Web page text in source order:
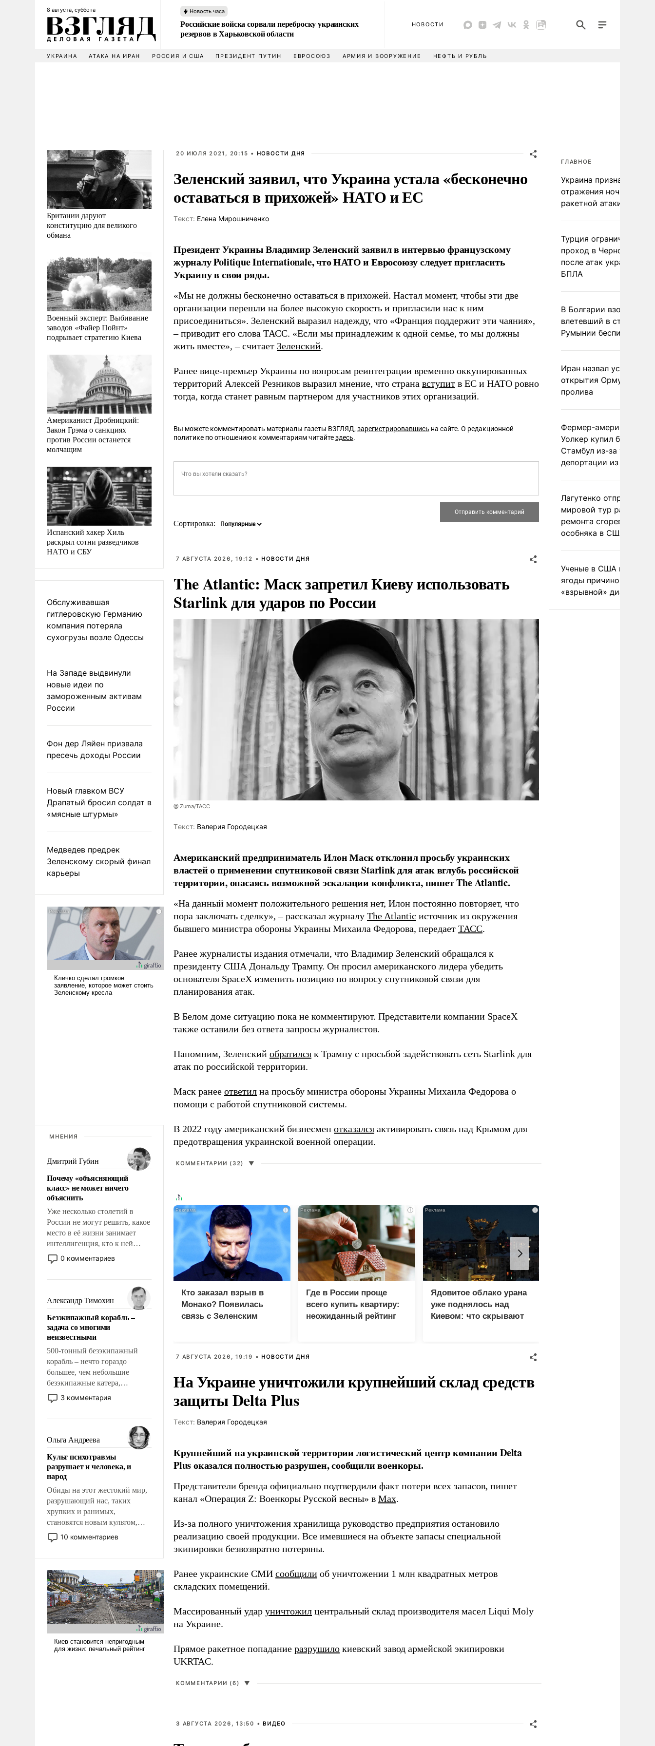
8 августа, суббота Новость часа
Российские войска сорвали переброску украинских
резервов в Харьковской области
НОВОСТИ
УКРАИНА АТАКА НА ИРАН РОССИЯ И США ПРЕЗИДЕНТ ПУТИН ЕВРОСОЮЗ АРМИЯ И ВООРУЖЕНИЕ НЕФТЬ И РУБЛЬ
Британии даруют
конституцию для великого
обмана
Военный эксперт: Выбивание
заводов «Файер Пойнт»
подрывает стратегию Киева
Американист Дробницкий:
Закон Грэма о санкциях
против России останется
молчащим
Испанский хакер Хиль
раскрыл сотни разведчиков
НАТО и СБУ
Обслуживавшая
гитлеровскую Германию
компания потеряла
сухогрузы возле Одессы
На Западе выдвинули
новые идеи по
замороженным активам
России
Фон дер Ляйен призвала
пресечь доходы России
Новый главком ВСУ
Драпатый бросил солдат в
«мясные штурмы»
Медведев предрек
Зеленскому скорый финал
карьеры
МНЕНИЯ
Дмитрий Губин
Почему «объясняющий
класс» не может ничего
объяснить
Уже несколько столетий в
России не могут решить, какое
место в её жизни занимает
интеллигенция, кто к ней
принадлежит, а кого из неё
исключили с правом
чем она отличается от просто
образованных людей. Иногда
казалось, что эти вопросы
решены раз и навсегда, но –
нет, не решены.
0 комментариев
Александр Тимохин
Безэкипажный корабль –
задача со многими
неизвестными
500-тонный безэкипажный
корабль – нечто гораздо
большее, чем небольшие
безэкипажные катера,
применение которых уже
стало обыденностью. Задача по
сложна и амбициозна. Однако
и ее реализация радикально
поднимет наши боевые
возможности.
3 комментария
Ольга Андреева
Культ психотравмы
разрушает и человека, и
народ
Обиды на этот жестокий мир,
разрушающий нас, таких
хрупких и ранимых,
становятся новым культом,
постепенно вытесняя и
отменяя традиционное
ударами судьбы, брать на себя
ответственность, помогать
слабым, идти вперед и
адаптироваться.
10 комментариев
20 ИЮЛЯ 2021, 20:15 • НОВОСТИ ДНЯ
Зеленский заявил, что Украина устала «бесконечно
оставаться в прихожей» НАТО и ЕС
Tекст: Елена Мирошниченко
Президент Украины Владимир Зеленский заявил в интервью французскому
журналу Politique Internationale, что НАТО и Евросоюзу следует пригласить
Украину в свои ряды.
«Мы не должны бесконечно оставаться в прихожей. Настал момент, чтобы эти две
организации перешли на более высокую скорость и пригласили нас к ним
присоединиться». Зеленский выразил надежду, что «Франция поддержит эти чаяния»,
– приводит его слова ТАСС. «Если мы принадлежим к одной семье, то мы должны
жить вместе», – считает Зеленский.
Ранее вице-премьер Украины по вопросам реинтеграции временно оккупированных
территорий Алексей Резников выразил мнение, что страна вступит в ЕС и НАТО ровно
тогда, когда станет равным партнером для участников этих организаций.
Вы можете комментировать материалы газеты ВЗГЛЯД, зарегистрировавшись на сайте. О редакционной
политике по отношению к комментариям читайтездесь.
Сортировка:
7 АВГУСТА 2026, 19:12 • НОВОСТИ ДНЯ
The Atlantic: Маск запретил Киеву использовать
Starlink для ударов по России
@ Zuma/ТАСС
Tекст: Валерия Городецкая
Американский предприниматель Илон Маск отклонил просьбу украинских
властей о применении спутниковой связи Starlink для атак вглубь российской
территории, опасаясь возможной эскалации конфликта, пишет The Atlantic.
«На данный момент положительного решения нет, Илон постоянно повторяет, что
пора заключать сделку», – рассказал журналу The Atlantic источник из окружения
бывшего министра обороны Украины Михаила Федорова, передает ТАСС.
Ранее журналисты издания отмечали, что Владимир Зеленский обращался к
президенту США Дональду Трампу. Он просил американского лидера убедить
основателя SpaceX изменить позицию по вопросу спутниковой связи для
планирования атак.
В Белом доме ситуацию пока не комментируют. Представители компании SpaceX
также оставили без ответа запросы журналистов.
Напомним, Зеленский обратился к Трампу с просьбой задействовать сеть Starlink для
атак по российской территории.
Маск ранее ответил на просьбу министра обороны Украины Михаила Федорова о
помощи с работой спутниковой системы.
В 2022 году американский бизнесмен отказался активировать связь над Крымом для
предотвращения украинской военной операции.
КОММЕНТАРИИ (32) ▼
i
Кто заказал взрыв в
Монако? Появилась
связь с Зеленским
i
Где в России проще
всего купить квартиру:
неожиданный рейтинг
i
Ядовитое облако урана
уже поднялось над
Киевом: что скрывают
7 АВГУСТА 2026, 19:19 • НОВОСТИ ДНЯ
На Украине уничтожили крупнейший склад средств
защиты Delta Plus
Tекст: Валерия Городецкая
Крупнейший на украинской территории логистический центр компании Delta
Plus оказался полностью разрушен, сообщили военкоры.
Представители бренда официально подтвердили факт потери всех запасов, пишет
канал «Операция Z: Военкоры Русской весны» в Max.
Из-за полного уничтожения хранилища руководство предприятия остановило
реализацию своей продукции. Все имевшиеся на объекте запасы специальной
экипировки безвозвратно потеряны.
Ранее украинские СМИ сообщили об уничтожении 1 млн квадратных метров
складских помещений.
Массированный удар уничтожил центральный склад производителя масел Liqui Moly
на Украине.
Прямое ракетное попадание разрушило киевский завод армейской экипировки
UKRTAC.
КОММЕНТАРИИ (6) ▼
3 АВГУСТА 2026, 13:50 • ВИДЕО
ГЛАВНОЕ
Украина признала
отражения ночной
ракетной атаки
Турция ограничила
проход в Черное море
после атак украинских
БПЛА
В Болгарии взорвался
влетевший в страну из
Румынии беспилотник
Иран назвал условие
открытия Ормузского
пролива
Фермер-американец
Уолкер купил билет в
Стамбул из-за угрозы
депортации из России
Лагутенко отправился в
мировой тур ради
ремонта сгоревшего
особняка в США
Ученые в США назвали
ягоды причиной
«взрывной» диареи